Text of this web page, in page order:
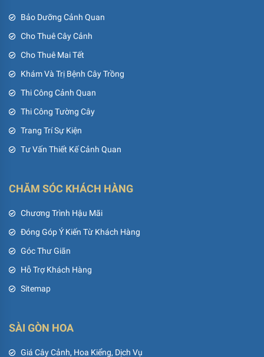
Bảo Dưỡng Cảnh Quan
Cho Thuê Cây Cảnh
Cho Thuê Mai Tết
Khám Và Trị Bệnh Cây Trồng
Thi Công Cảnh Quan
Thi Công Tường Cây
Trang Trí Sự Kiện
Tư Vấn Thiết Kế Cảnh Quan
CHĂM SÓC KHÁCH HÀNG
Chương Trình Hậu Mãi
Đóng Góp Ý Kiến Từ Khách Hàng
Góc Thư Giãn
Hỗ Trợ Khách Hàng
Sitemap
SÀI GÒN HOA
Giá Cây Cảnh, Hoa Kiểng, Dịch Vụ